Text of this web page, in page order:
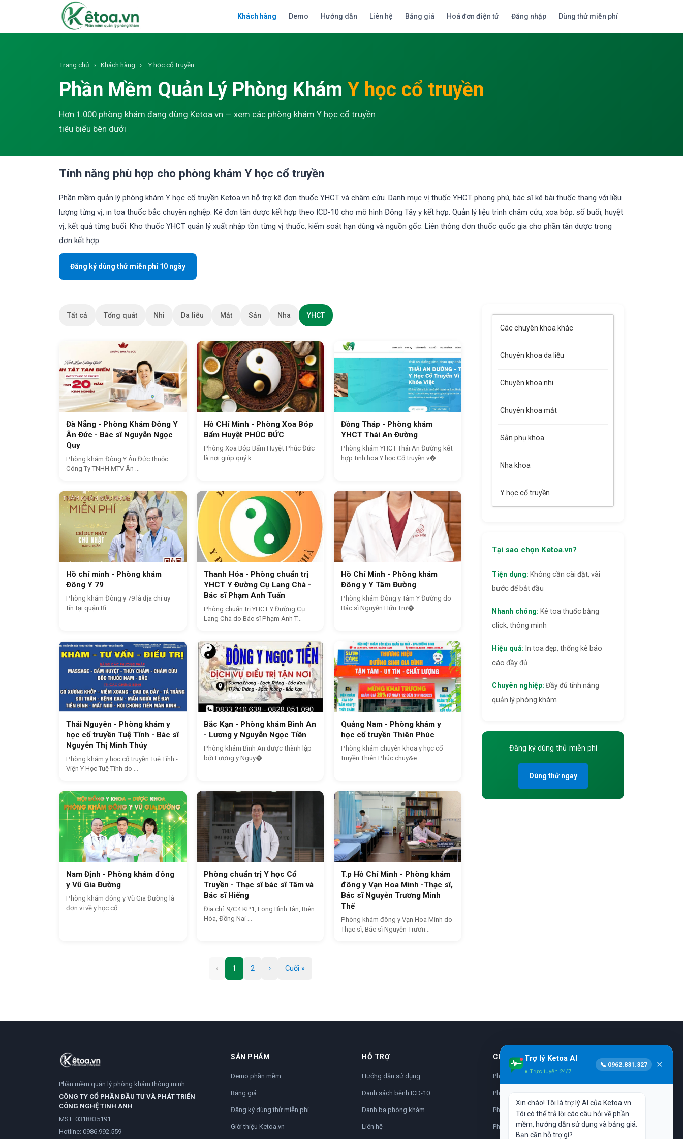
Khách hàng Demo Hướng dẫn Liên hệ Bảng giá Hoá đơn điện tử Đăng nhập Dùng thử miễn phí
Trang chủ › Khách hàng › Y học cổ truyền
Phần Mềm Quản Lý Phòng Khám Y học cổ truyền
Hơn 1.000 phòng khám đang dùng Ketoa.vn — xem các phòng khám Y học cổ truyền
tiêu biểu bên dưới
Tính năng phù hợp cho phòng khám Y học cổ truyền
Phần mềm quản lý phòng khám Y học cổ truyền Ketoa.vn hỗ trợ kê đơn thuốc YHCT và châm cứu. Danh mục vị thuốc YHCT phong phú, bác sĩ kê bài thuốc thang với liều
lượng từng vị, in toa thuốc bắc chuyên nghiệp. Kê đơn tân dược kết hợp theo ICD-10 cho mô hình Đông Tây y kết hợp. Quản lý liệu trình châm cứu, xoa bóp: số buổi, huyệt
vị, kết quả từng buổi. Kho thuốc YHCT quản lý xuất nhập tồn từng vị thuốc, kiểm soát hạn dùng và nguồn gốc. Liên thông đơn thuốc quốc gia cho phần tân dược trong
đơn kết hợp.
Đăng ký dùng thử miễn phí 10 ngày
Tất cả Tổng quát Nhi Da liễu Mắt Sản Nha YHCT
Đà Nẵng - Phòng Khám Đông Y
Ân Đức - Bác sĩ Nguyễn Ngọc
Quy
Phòng khám Đông Y Ân Đức thuộc
Công Ty TNHH MTV Ân ...
Hồ CHí Minh - Phòng Xoa Bóp
Bấm Huyệt PHÚC ĐỨC
Phòng Xoa Bóp Bấm Huyệt Phúc Đức
là nơi giúp quý k...
Đồng Tháp - Phòng khám
YHCT Thái An Đường
Phòng khám YHCT Thái An Đường kết
hợp tinh hoa Y học Cổ truyền v�...
Hồ chí minh - Phòng khám
Đông Y 79
Phòng khám Đông y 79 là địa chỉ uy
tín tại quận Bì...
Thanh Hóa - Phòng chuẩn trị
YHCT Y Đường Cụ Lang Chà -
Bác sĩ Phạm Anh Tuấn
Phòng chuẩn trị YHCT Y Đường Cụ
Lang Chà do Bác sĩ Phạm Anh T...
Hồ Chí Minh - Phòng khám
Đông y Y Tâm Đường
Phòng khám Đông y Tâm Y Đường do
Bác sĩ Nguyễn Hữu Trư�...
Thái Nguyên - Phòng khám y
học cổ truyền Tuệ Tĩnh - Bác sĩ
Nguyễn Thị Minh Thúy
Phòng khám y học cổ truyền Tuệ Tĩnh -
Viện Y Học Tuệ Tĩnh do ...
Bắc Kạn - Phòng khám Bình An
- Lương y Nguyễn Ngọc Tiền
Phòng khám Bình An được thành lập
bởi Lương y Nguy�...
Quảng Nam - Phòng khám y
học cổ truyền Thiên Phúc
Phòng khám chuyên khoa y học cổ
truyền Thiên Phúc chuy&e...
Nam Định - Phòng khám đông
y Vũ Gia Đường
Phòng khám đông y Vũ Gia Đường là
đơn vị về y học cổ...
Phòng chuẩn trị Y học Cổ
Truyền - Thạc sĩ bác sĩ Tâm và
Bác sĩ Hiếng
Địa chỉ: 9/C4 KP1, Long Bình Tân, Biên
Hòa, Đồng Nai ...
T.p Hồ Chí Minh - Phòng khám
đông y Vạn Hoa Minh -Thạc sĩ,
Bác sĩ Nguyễn Trương Minh
Thế
Phòng khám đông y Vạn Hoa Minh do
Thạc sĩ, Bác sĩ Nguyễn Trươn...
‹ 1 2 › Cuối »
Các chuyên khoa khác
Chuyên khoa da liễu
Chuyên khoa nhi
Chuyên khoa mắt
Sản phụ khoa
Nha khoa
Y học cổ truyền
Tại sao chọn Ketoa.vn?
Tiện dụng: Không cần cài đặt, vài
bước để bắt đầu
Nhanh chóng: Kê toa thuốc bằng
click, thông minh
Hiệu quả: In toa đẹp, thống kê báo
cáo đầy đủ
Chuyên nghiệp: Đầy đủ tính năng
quản lý phòng khám
Đăng ký dùng thử miễn phí
Dùng thử ngay
Phần mềm quản lý phòng khám thông minh
CÔNG TY CỔ PHẦN ĐẦU TƯ VÀ PHÁT TRIỂN
CÔNG NGHỆ TINH ANH
MST: 0318835191
Hotline: 0986.992.559
SẢN PHẨM
Demo phần mềm
Bảng giá
Đăng ký dùng thử miễn phí
Giới thiệu Ketoa.vn
HỖ TRỢ
Hướng dẫn sử dụng
Danh sách bệnh ICD-10
Danh bạ phòng khám
Liên hệ
CHUYÊN KHOA
Phần mềm nhi khoa
Phần mềm da liễu
Phần mềm nhãn khoa
Phần mềm sản phụ khoa
Trợ lý Ketoa AI
● Trực tuyến 24/7
📞 0962.831.327 ✕
Xin chào! Tôi là trợ lý AI của Ketoa.vn.
Tôi có thể trả lời các câu hỏi về phần
mềm, hướng dẫn sử dụng và bảng giá.
Bạn cần hỗ trợ gì?